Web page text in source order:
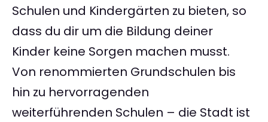
Schulen und Kindergärten zu bieten, so
dass du dir um die Bildung deiner
Kinder keine Sorgen machen musst.
Von renommierten Grundschulen bis
hin zu hervorragenden
weiterführenden Schulen – die Stadt ist